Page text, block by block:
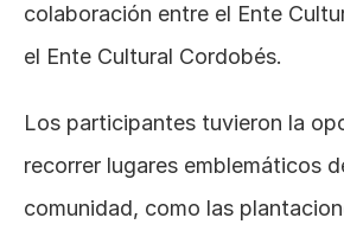
colaboración entre el Ente
el Ente Cultural Cordobés.
Los participantes tuvieron la
recorrer lugares emblemáticos
comunidad, como las